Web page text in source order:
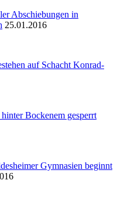
Abschiebungen in
25.01.2016
auf Schacht Konrad-
Bockenem gesperrt
Gymnasien beginnt